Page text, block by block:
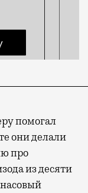
помогал
они делали
про
из десяти